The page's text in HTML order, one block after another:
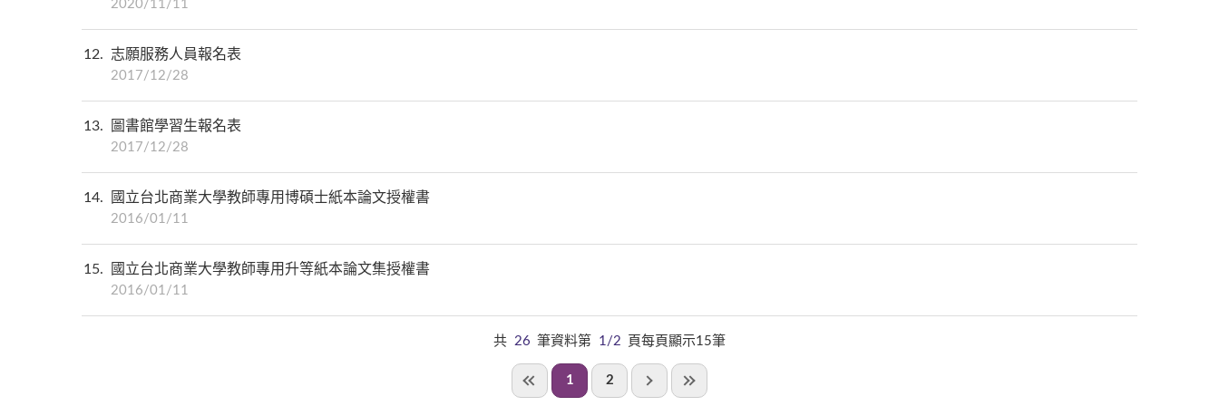
2020/11/11
12 志願服務人員報名表
2017/12/28
13 圖書館學習生報名表
2017/12/28
14 國立台北商業大學教師專用博碩士紙本論文授權書
2016/01/11
15 國立台北商業大學教師專用升等紙本論文集授權書
2016/01/11
共 26 筆資料第 1/2 頁每頁顯示15筆
1 2